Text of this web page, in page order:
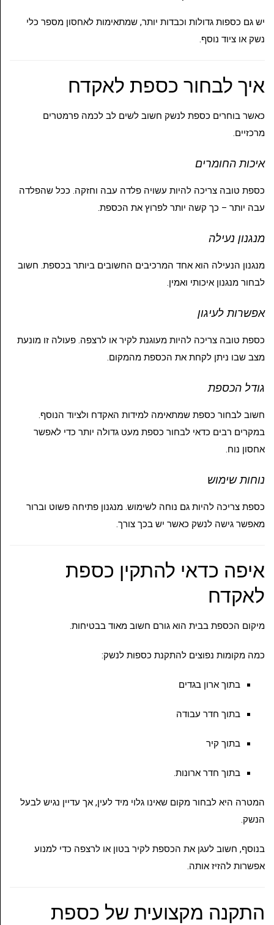
יש גם כספות גדולות וכבדות יותר, שמתאימות לאחסון מספר כלי
נשק או ציוד נוסף.
איך לבחור כספת לאקדח
כאשר בוחרים כספת לנשק חשוב לשים לב לכמה פרמטרים
מרכזיים.
איכות החומרים
כספת טובה צריכה להיות עשויה פלדה עבה וחזקה. ככל שהפלדה
עבה יותר – כך קשה יותר לפרוץ את הכספת.
מנגנון נעילה
מנגנון הנעילה הוא אחד המרכיבים החשובים ביותר בכספת. חשוב
לבחור מנגנון איכותי ואמין.
אפשרות לעיגון
כספת טובה צריכה להיות מעוגנת לקיר או לרצפה. פעולה זו מונעת
מצב שבו ניתן לקחת את הכספת מהמקום.
גודל הכספת
חשוב לבחור כספת שמתאימה למידות האקדח ולציוד הנוסף.
במקרים רבים כדאי לבחור כספת מעט גדולה יותר כדי לאפשר
אחסון נוח.
נוחות שימוש
כספת צריכה להיות גם נוחה לשימוש. מנגנון פתיחה פשוט וברור
מאפשר גישה לנשק כאשר יש בכך צורך.
איפה כדאי להתקין כספת
לאקדח
מיקום הכספת בבית הוא גורם חשוב מאוד בבטיחות.
כמה מקומות נפוצים להתקנת כספות לנשק:
בתוך ארון בגדים
בתוך חדר עבודה
בתוך קיר
בתוך חדר ארונות.
המטרה היא לבחור מקום שאינו גלוי מיד לעין, אך עדיין נגיש לבעל
הנשק.
בנוסף, חשוב לעגן את הכספת לקיר בטון או לרצפה כדי למנוע
אפשרות להזיז אותה.
התקנה מקצועית של כספת